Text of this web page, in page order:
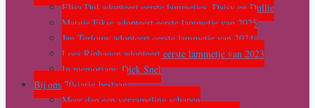
Elisa Dul adopteert eerste lammetjes, Daisy en Dullie
Margje Fikse adopteert eerste lammetje van 2025
Jan Terlouw adopteert eerste lammetje van 2024
Loes Riphagen adopteert eerste lammetje van 2023
In memoriam: Dick Snel
Bij ons 70-jarig bestaan
Meer dan een verzameling schapen